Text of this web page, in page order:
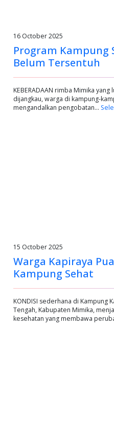
16 October 2025
Program Kampung
Belum Tersentuh
KEBERADAAN rimba Mimika
dijangkau, warga di kampung-
mengandalkan pengobatan…
15 October 2025
Warga Kapiraya
Kampung Sehat
KONDISI sederhana di Kampung
Tengah, Kabupaten Mimika,
kesehatan yang membawa